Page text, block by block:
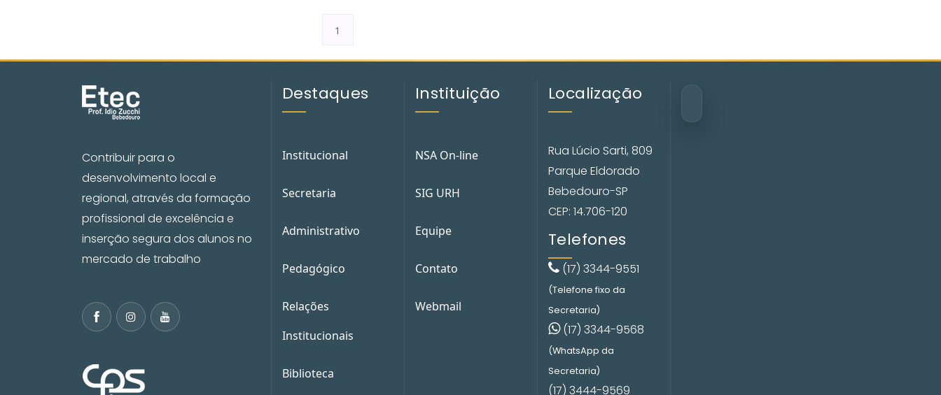
1
Contribuir para o
desenvolvimento local e
regional, através da formação
profissional de excelência e
inserção segura dos alunos no
mercado de trabalho
Destaques
Institucional
Secretaria
Administrativo
Pedagógico
Relações
Institucionais
Biblioteca
Instituição
NSA On-line
SIG URH
Equipe
Contato
Webmail
Localização
Rua Lúcio Sarti, 809
Parque Eldorado
Bebedouro-SP
CEP: 14.706-120
Telefones
(17) 3344-9551
(Telefone fixo da
Secretaria)
(17) 3344-9568
(WhatsApp da
Secretaria)
(17) 3444-9569